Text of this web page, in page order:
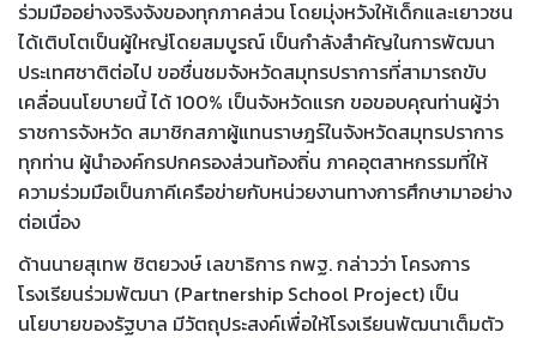
ร่วมมืออย่างจริงจังของทุกภาคส่วน โดยมุ่งหวังให้เด็กและเยาวชน
ได้เติบโตเป็นผู้ใหญ่โดยสมบูรณ์ เป็นกำลังสำคัญในการพัฒนา
ประเทศชาติต่อไป ขอชื่นชมจังหวัดสมุทรปราการที่สามารถขับ
เคลื่อนนโยบายนี้ ได้ 100% เป็นจังหวัดแรก ขอขอบคุณท่านผู้ว่า
ราชการจังหวัด สมาชิกสภาผู้แทนราษฎร์ในจังหวัดสมุทรปราการ
ทุกท่าน ผู้นำองค์กรปกครองส่วนท้องถิ่น ภาคอุตสาหกรรมที่ให้
ความร่วมมือเป็นภาคีเครือข่ายกับหน่วยงานทางการศึกษามาอย่าง
ต่อเนื่อง
ด้านนายสุเทพ ชิตยวงษ์ เลขาธิการ กพฐ. กล่าวว่า โครงการ
โรงเรียนร่วมพัฒนา (Partnership School Project) เป็น
นโยบายของรัฐบาล มีวัตถุประสงค์เพื่อให้โรงเรียนพัฒนาเต็มตัว